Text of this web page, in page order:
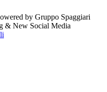
by Gruppo Spaggiari
& New Social Media